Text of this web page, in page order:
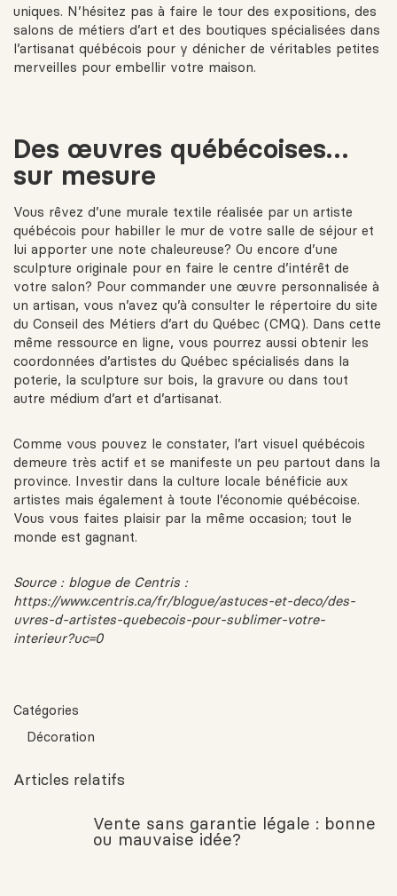
uniques. N’hésitez pas à faire le tour des expositions, des
salons de métiers d’art et des boutiques spécialisées dans
l’artisanat québécois pour y dénicher de véritables petites
merveilles pour embellir votre maison.
Des œuvres québécoises…
sur mesure
Vous rêvez d’une murale textile réalisée par un artiste
québécois pour habiller le mur de votre salle de séjour et
lui apporter une note chaleureuse? Ou encore d’une
sculpture originale pour en faire le centre d’intérêt de
votre salon? Pour commander une œuvre personnalisée à
un artisan, vous n’avez qu’à consulter le répertoire du site
du Conseil des Métiers d’art du Québec (CMQ). Dans cette
même ressource en ligne, vous pourrez aussi obtenir les
coordonnées d’artistes du Québec spécialisés dans la
poterie, la sculpture sur bois, la gravure ou dans tout
autre médium d’art et d’artisanat.
Comme vous pouvez le constater, l’art visuel québécois
demeure très actif et se manifeste un peu partout dans la
province. Investir dans la culture locale bénéficie aux
artistes mais également à toute l’économie québécoise.
Vous vous faites plaisir par la même occasion; tout le
monde est gagnant.
Source : blogue de Centris :
https://www.centris.ca/fr/blogue/astuces-et-deco/des-
uvres-d-artistes-quebecois-pour-sublimer-votre-
interieur?uc=0
Catégories
Décoration
Articles relatifs
Vente sans garantie légale : bonne
ou mauvaise idée?